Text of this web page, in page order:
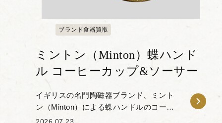
ブランド食器買取
ミントン（Minton）蝶ハンド
ル コーヒーカップ&ソーサー
イギリスの名門陶磁器ブランド、ミント
ン（Minton）による蝶ハンドルのコーヒ
ーカップ＆ソーサーをお譲りいただきま